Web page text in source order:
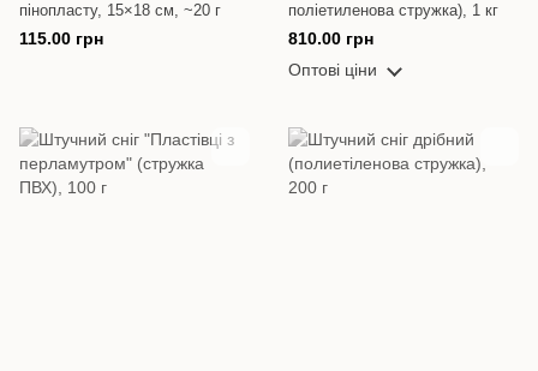
пінопласту, 15×18 см, ~20 г
115.00 грн
поліетиленова стружка), 1 кг
810.00 грн
Оптові ціни